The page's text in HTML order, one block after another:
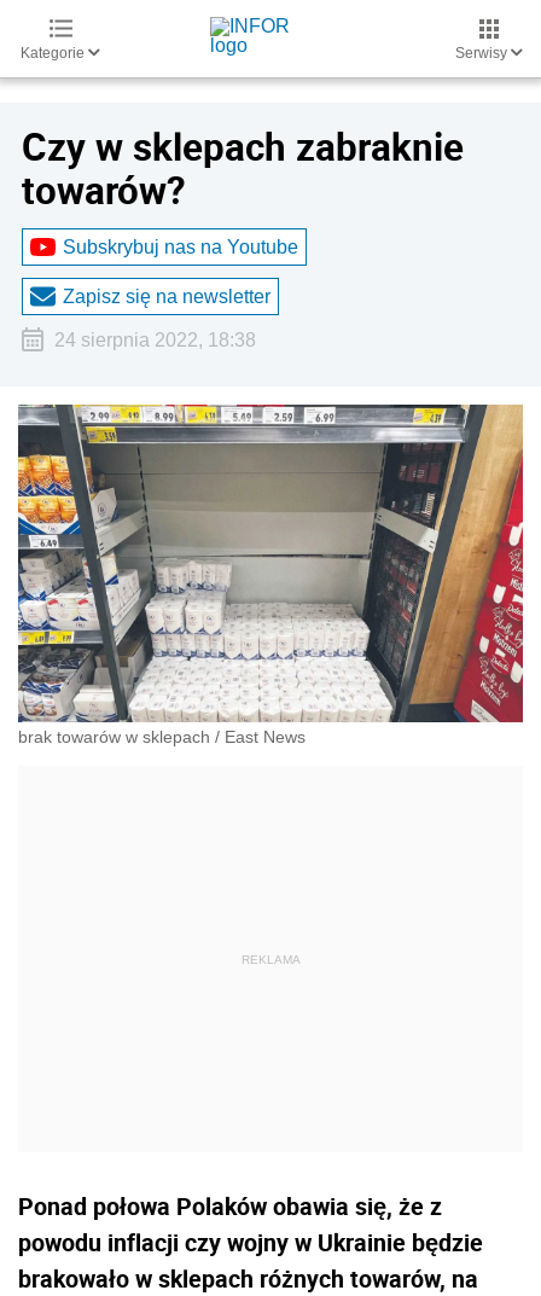
Kategorie Serwisy
Czy w sklepach zabraknie
towarów?
Subskrybuj nas na Youtube
Zapisz się na newsletter
24 sierpnia 2022, 18:38
brak towarów w sklepach / East News
Ponad połowa Polaków obawia się, że z
powodu inflacji czy wojny w Ukrainie będzie
brakowało w sklepach różnych towarów, na